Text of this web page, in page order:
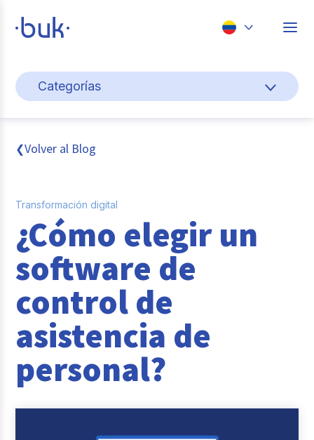
Perú
Categorías
Cultura y bienestar laboral
Gestión de personas
Pago de nómina
Buk
Transformación digital
Tendencias y Data
Reclutamiento y Selección
Casos de éxito
❮Volver al Blog
Transformación digital
¿Cómo elegir un
software de
control de
asistencia de
personal?